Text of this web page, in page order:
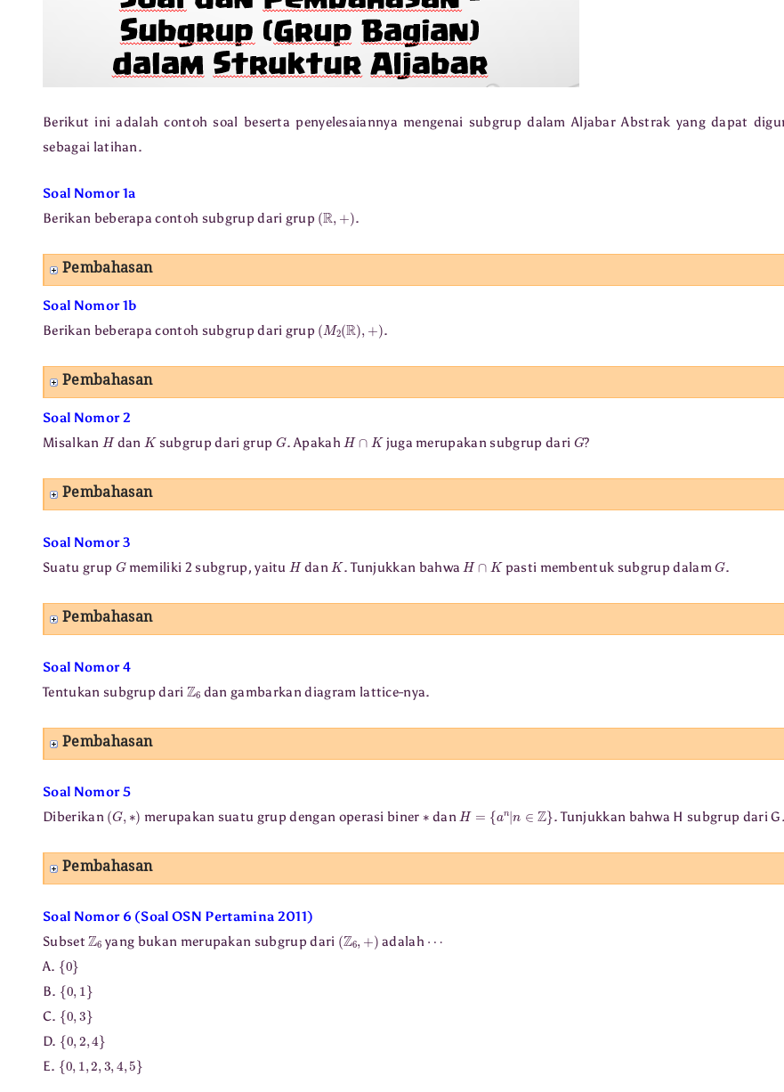
Berikut ini adalah contoh soal beserta penyelesaiannya mengenai subgrup dalam Aljabar Abstrak yang dapat
sebagai latihan.
Soal Nomor 1a
Berikan beberapa contoh subgrup dari grup (R +) .
Pembahasan
Soal Nomor 1b
Berikan beberapa contoh subgrup dari grup ( M2(R) + ).
Pembahasan
Soal Nomor 2
Misalkan Hdan K subgrup dari grup G. ApakahH∩K juga merupakan subgrup dari G?
Pembahasan
Soal Nomor 3
Suatu grup Gmemiliki 2 subgrup, yaituHdanK . Tunjukkan bahwaH∩K pasti membentuk subgrup dalamG.
Pembahasan
Soal Nomor 4
Tentukan subgrup dariZ6 dan gambarkan diagram lattice-nya.
Pembahasan
Soal Nomor 5
Diberikan (G, ∗) merupakan suatu grup dengan operasi biner danH= n n∈ . Tunjukkan bahwa H subgrup dari G.
Pembahasan
Soal Nomor 6 (Soal OSN Pertamina 2011)
SubsetZ6 yang bukan merupakan subgrup dari (Z6 + ) adalah
A. {0}
B. {0 1 }
C. {0 3}
D. {0 2 4}
E. {0 1 2, 3,4 ,5 }